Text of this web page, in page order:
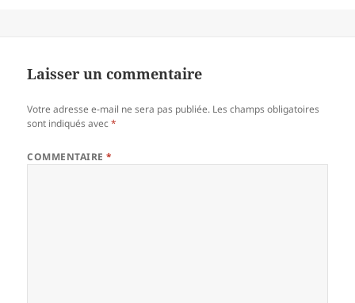
Laisser un commentaire
Votre adresse e-mail ne sera pas publiée. Les champs obligatoires
sont indiqués avec*
COMMENTAIRE*